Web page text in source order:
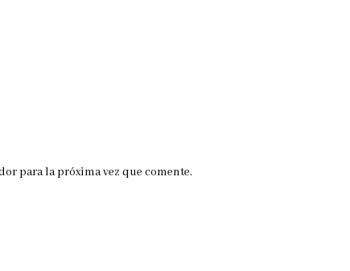
para la próxima vez que comente.